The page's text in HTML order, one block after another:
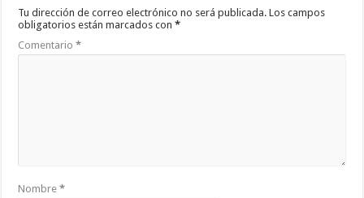
Tu dirección de correo electrónico no será publicada. Los campos
obligatorios están marcados con*
Comentario*
Nombre*